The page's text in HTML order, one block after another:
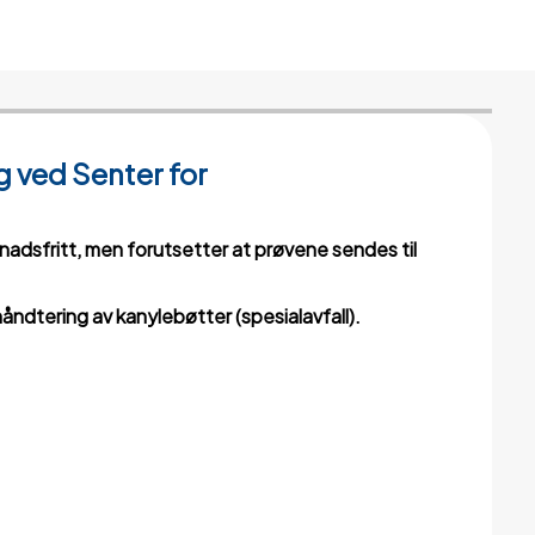
ved Senter for
men forutsetter at prøvene sendes til
av kanylebøtter (spesialavfall).